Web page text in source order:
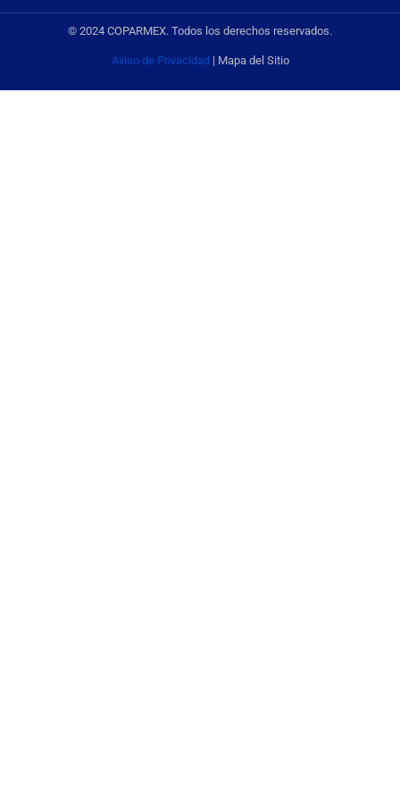
© 2024 COPARMEX. Todos los derechos reservados.
Aviso de Privacidad | Mapa del Sitio